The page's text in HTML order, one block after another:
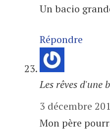
Un bacio
Répondre
Les rêves d'une
3 décembre
Mon père